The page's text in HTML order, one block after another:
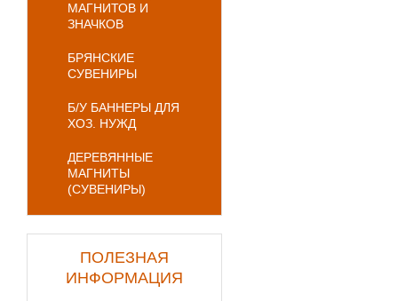
МАГНИТОВ И
ЗНАЧКОВ
БРЯНСКИЕ
СУВЕНИРЫ
Б/У БАННЕРЫ ДЛЯ
ХОЗ. НУЖД
ДЕРЕВЯННЫЕ
МАГНИТЫ
(СУВЕНИРЫ)
ПОЛЕЗНАЯ
ИНФОРМАЦИЯ